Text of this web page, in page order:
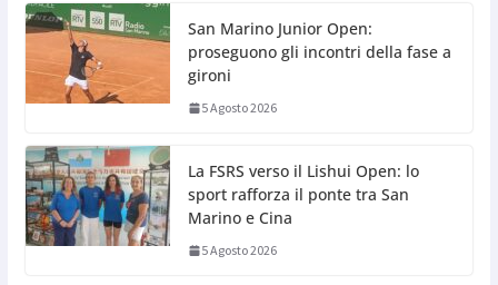
San Marino Junior Open:
proseguono gli incontri della fase a
gironi
5 Agosto 2026
La FSRS verso il Lishui Open: lo
sport rafforza il ponte tra San
Marino e Cina
5 Agosto 2026